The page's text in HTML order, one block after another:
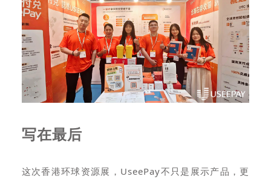
写在最后
这次香港环球资源展，UseePay不只是展示产品，更